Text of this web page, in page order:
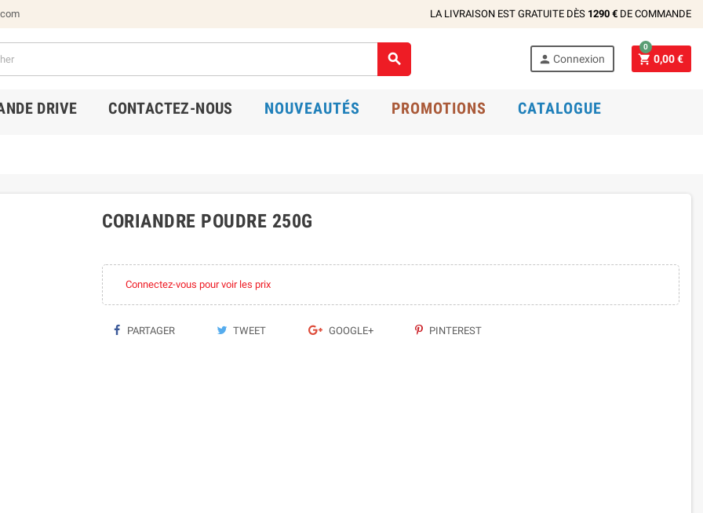
LA LIVRAISON EST GRATUITE DÈS 1290 € DE COMMANDE
  Connexion  0,00 €
0
DRIVE CONTACTEZ-NOUS NOUVEAUTÉS PROMOTIONS CATALOGUE
CORIANDRE POUDRE 250G
Connectez-vous pour voir les prix
PARTAGER TWEET GOOGLE+ PINTEREST